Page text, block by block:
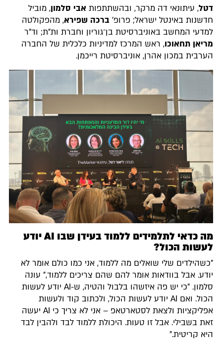
דטל, עיתונאי דה מרקר, ובהשתתפות אבי סלמון, מוביל
חדשנות באינטל ישראל; פרופ'ברכה שפירא, מהפקולטה
למדעי המחשב באוניברסיטת בן־גוריון וחברת ות"ת; וד"ר
מריאן תחאוכו, ראש המרכז למדיניות כלכלית של החברה
הערבית במכון אהרן, אוניברסיטת רייכמן.
מה כדאי לתלמידים ללמוד בעידן שבו AI יודע
לעשות הכול?
"כשהילדים שלי שואלים מה ללמוד, אני כמו כולם אומר לא
יודע. אבל בוודאות אומר להם שהם צריכים ללמוד," עונה
סלמון. "כי יש פה איזשהו בלבול והטיה, ש-AI יודע לעשות
הכול. ואם AI יודע לעשות הכול, ולכתוב קוד ולעשות
אפליקציות ולצאת לסטארטאפ – אני לא צריך כי AI יעשה
זאת בשבילי. אבל זו טעות. היכולת ללמוד לבד ולהבין לבד
היא קריטית."